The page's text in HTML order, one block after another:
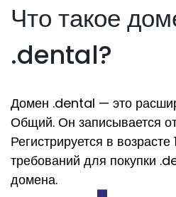
Что такое
.dental?
Домен .dental — это
Общий. Он записывается
Регистрируется в возрасте
требований для покупки
домена.